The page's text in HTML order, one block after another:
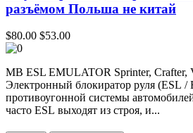
разъёмом Польша не китай
$80.00 $53.00
MB ESL EMULATOR Sprinter, Crafter,
Электронный блокиратор руля (ESL /
противоугонной системы
часто ESL выходят из строя, и...